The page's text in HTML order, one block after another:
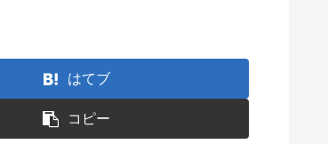
はてブ
コピー